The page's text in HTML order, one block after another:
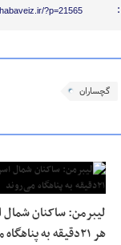
?p=21565
گچساران
لیبرمن: ساکنان شمال
هر ۲۱دقیقه به پناهگاه می‌روند